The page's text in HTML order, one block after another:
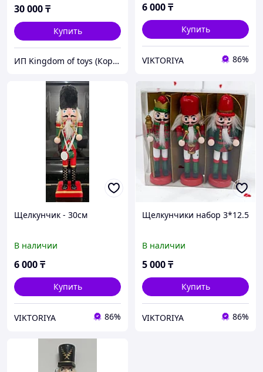
30 000₸
Купить
ИП Kingdom of toys (Королевство игрушек)
6 000₸
Купить
VIKTORIYA 86%
Щелкунчик - 30см
В наличии
6 000₸
Купить
VIKTORIYA 86%
Щелкунчики набор 3*12.5
В наличии
5 000₸
Купить
VIKTORIYA 86%